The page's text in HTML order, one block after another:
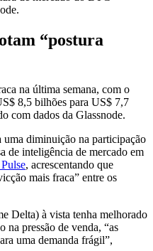
“postura
na última semana, com o
8,5 bilhões para US$ 7,7
com dados da Glassnode.
diminuição na participação
de inteligência de mercado em
, acrescentando que
mais fraca” entre os
Delta) à vista tenha melhorado
na pressão de venda, “as
uma demanda frágil”,